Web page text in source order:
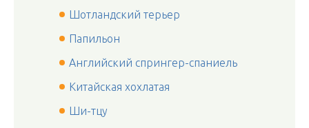
Шотландский терьер
Папильон
Английский спрингер-спаниель
Китайская хохлатая
Ши-тцу